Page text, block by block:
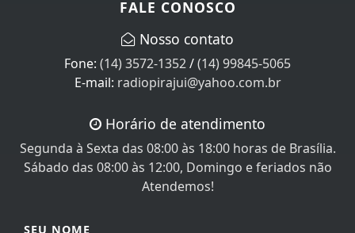
(14) 3572-1352/(14) 99845-5065
E-mail:radiopirajui@yahoo.com.br
Segunda à Sexta das 08:00 às 18:00 horas de Brasília.
Sábado das 08:00 às 12:00, Domingo e feriados não
Atendemos!